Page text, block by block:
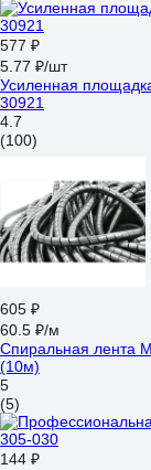
577 ₽
5.77 ₽/шт
Усиленная
30921
4.7
(100)
605 ₽
60.5 ₽/м
Спиральная лента
(10м)
5
(5)
144 ₽